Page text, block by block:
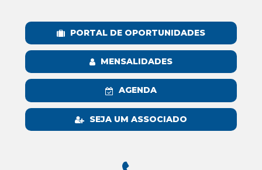
PORTAL DE OPORTUNIDADES
MENSALIDADES
AGENDA
SEJA UM ASSOCIADO